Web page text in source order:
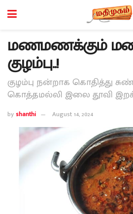
மணமணக்கும்
குழம்பு..!
குழம்பு நன்றாக கொதித்து
கொத்தமல்லி இலை தூவி
byshanthi August 14, 2024